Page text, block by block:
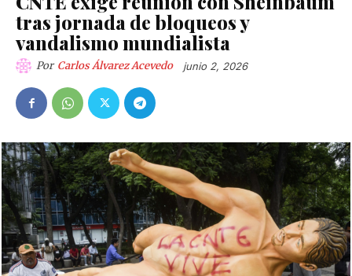
tras jornada de bloqueos y
vandalismo mundialista
Por Carlos Álvarez Acevedo junio 2, 2026